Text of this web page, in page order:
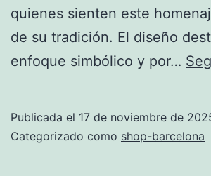
quienes sienten este
de su tradición. El diseño
enfoque simbólico y por…
Publicada el 17 de noviembre de
Categorizado como shop-barcelona